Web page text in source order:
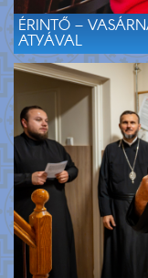
ÉRINTŐ –
ATYÁVAL